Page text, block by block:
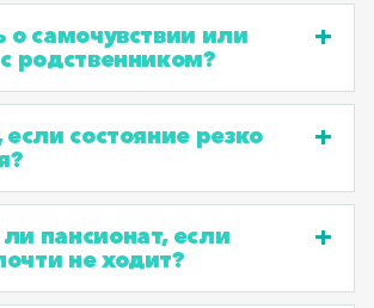
о самочувствии или
с родственником?
если состояние резко
пансионат, если
не ходит?